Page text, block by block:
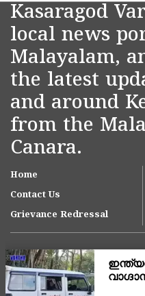
Kasaragod
local news
Malayalam,
the latest
and around
from the
Canara.
Home
Contact Us
Grievance Redressal